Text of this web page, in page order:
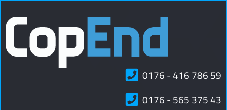
0176 - 416 786 59
0176 - 565 375 43